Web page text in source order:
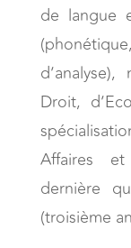
de langue
Droit,
Affaires
dernière
(troisième